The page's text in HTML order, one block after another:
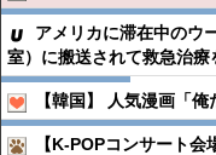
アメリカに滞在中のウ
室）に搬送されて救急治療
【韓国】 人気漫画「
【K-POPコンサート